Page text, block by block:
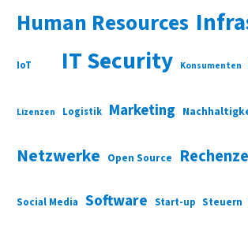
Human Resources
IoT IT Security Konsumenten
Lizenzen Logistik Marketing
Netzwerke Open Source
Social Media Software Start-up Steuern